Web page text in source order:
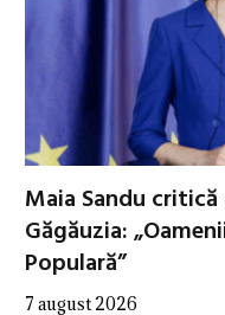
Maia Sandu
Găgăuzia:
Populară”
7 august 2026